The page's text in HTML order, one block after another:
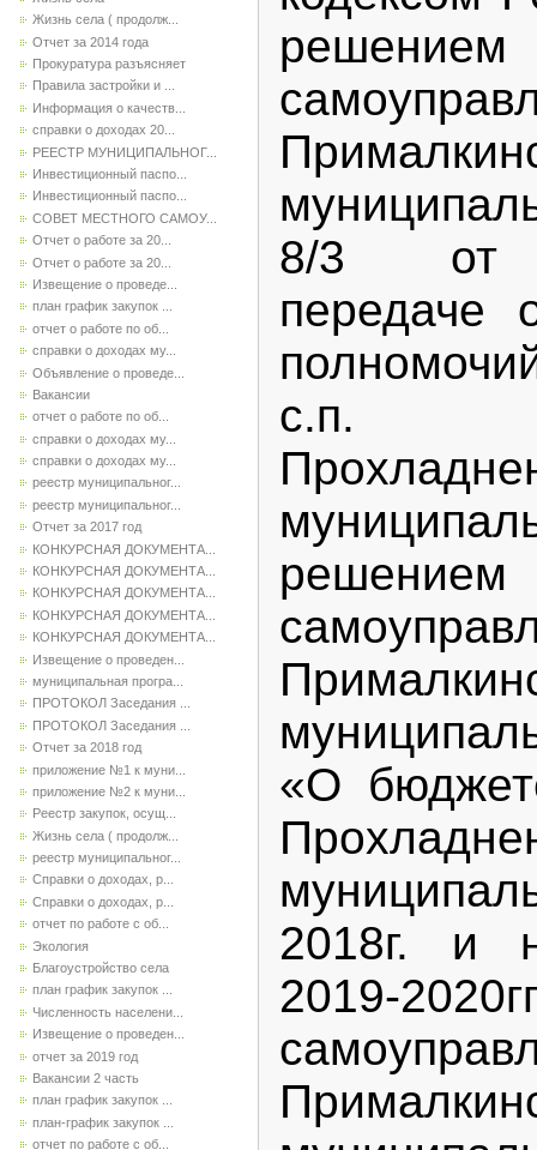
Жизнь села ( продолж...
Отчет за 2014 года
Прокуратура разъясняет
Правила застройки и ...
Информация о качеств...
справки о доходах 20...
РЕЕСТР МУНИЦИПАЛЬНОГ...
Инвестиционный паспо...
Инвестиционный паспо...
СОВЕТ МЕСТНОГО САМОУ...
Отчет о работе за 20...
Отчет о работе за 20...
Извещение о проведе...
план график закупок ...
отчет о работе по об...
справки о доходах му...
Объявление о проведе...
Вакансии
отчет о работе по об...
справки о доходах му...
справки о доходах му...
реестр муниципальног...
реестр муниципальног...
Отчет за 2017 год
КОНКУРСНАЯ ДОКУМЕНТА...
КОНКУРСНАЯ ДОКУМЕНТА...
КОНКУРСНАЯ ДОКУМЕНТА...
КОНКУРСНАЯ ДОКУМЕНТА...
КОНКУРСНАЯ ДОКУМЕНТА...
Извещение о проведен...
муниципальная програ...
ПРОТОКОЛ Заседания ...
ПРОТОКОЛ Заседания ...
Отчет за 2018 год
приложение №1 к муни...
приложение №2 к муни...
Реестр закупок, осущ...
Жизнь села ( продолж...
реестр муниципальног...
Справки о доходах, р...
Справки о доходах, р...
отчет по работе с об...
Экология
Благоустройство села
план график закупок ...
Численность населени...
Извещение о проведен...
отчет за 2019 год
Вакансии 2 часть
план график закупок ...
план-график закупок ...
отчет по работе с об...
8/3 от
передаче
с.п.
«О
2018г. и
2019-